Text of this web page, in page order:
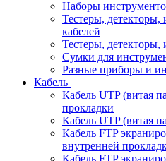
Наборы
Тестеры,
кабелей
Тестеры, детекторы,
Сумки для
Разные приборы и
Кабель
Кабель UTP (витая
прокладки
Кабель UTP (витая
Кабель FTP
внутренней
Кабель FTP